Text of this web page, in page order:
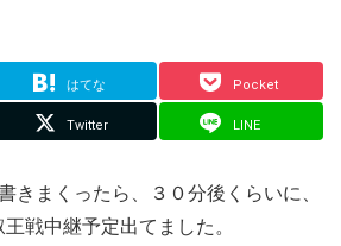
はてな Pocket
Twitter LINE
きまくったら、３０分後くらいに、
戦中継予定出てました。